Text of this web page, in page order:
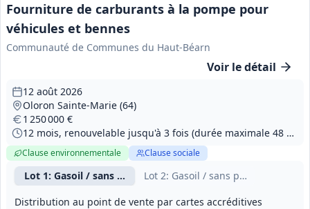
Fourniture de carburants à la pompe pour
véhicules et bennes
Communauté de Communes du Haut-Béarn
Voir le détail
Lot 1: Gasoil / sans plomb E5 E10 - bassin Oloron
Lot 2: Gasoil / sans plomb E5 E10 -
Distribution au point de vente par cartes accréditives
12 août 2026
Oloron Sainte-Marie (64)
1 250 000 €
12 mois, renouvelable jusqu'à 3 fois (durée maximale 48 mois)
Clause environnementale Clause sociale